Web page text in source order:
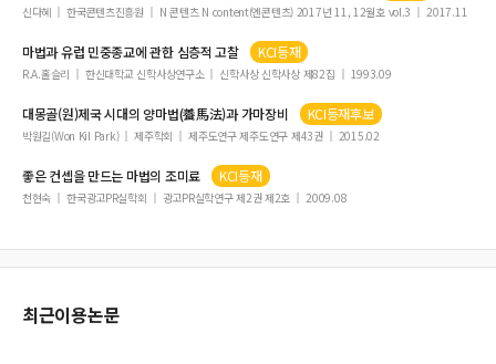
신다혜 한국콘텐츠진흥원 N 콘텐츠 N content(엔콘텐츠) 2017년 11, 12월호 vol.3 2017.11
마법과 유럽 민중종교에 관한 심층적 고찰 KCI등재
R.A.홀슬리 한신대학교 신학사상연구소 신학사상 신학사상 제82집 1993.09
대몽골(원)제국 시대의 양마법(養馬法)과 가마장비 KCI등재후보
박원길(Won Kil Park) 제주학회 제주도연구 제주도연구 제43권 2015.02
좋은 컨셉을 만드는 마법의 조미료 KCI등재
천현숙 한국광고PR실학회 광고PR실학연구 제2권 제2호 2009.08
최근이용논문